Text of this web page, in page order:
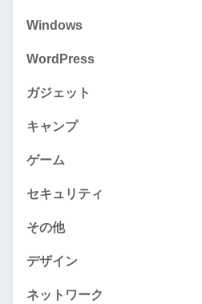
Windows
WordPress
ガジェット
キャンプ
ゲーム
セキュリティ
その他
デザイン
ネットワーク